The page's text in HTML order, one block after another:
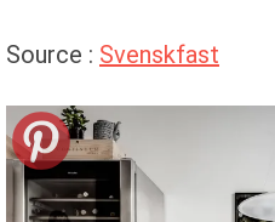
Source : Svenskfast